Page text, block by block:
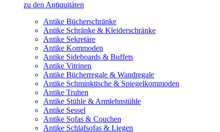
zu den Antiquitäten
Antike Bücherschränke
Antike Schränke & Kleiderschränke
Antike Sekretäre
Antike Kommoden
Antike Sideboards & Buffets
Antike Vitrinen
Antike Bücherregale & Wandregale
Antike Schminktische & Spiegelkommoden
Antike Truhen
Antike Stühle & Armlehnstühle
Antike Sessel
Antike Sofas & Couchen
Antike Schlafsofas & Liegen